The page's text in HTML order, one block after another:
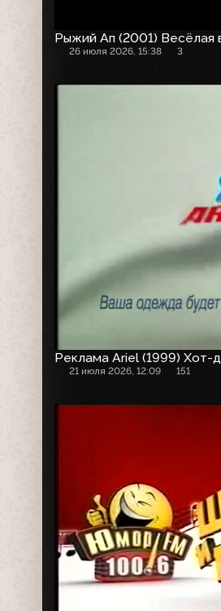
Рыжий Ап (2001) Весёлая
26 июля 2026, 15:38 3
Реклама Ariel (1999) Хот-
21 июля 2026, 12:09 151